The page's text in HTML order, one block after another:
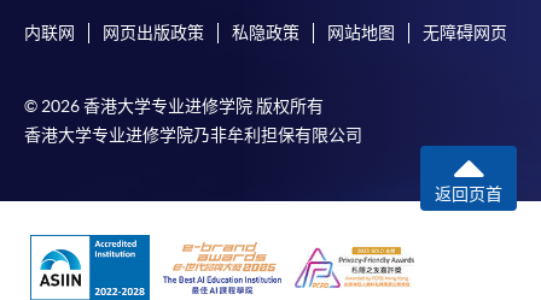
内联网 网页出版政策 私隐政策 网站地图 无障碍网页
© 2026 香港大学专业进修学院 版权所有
香港大学专业进修学院乃非牟利担保有限公司
返回页首